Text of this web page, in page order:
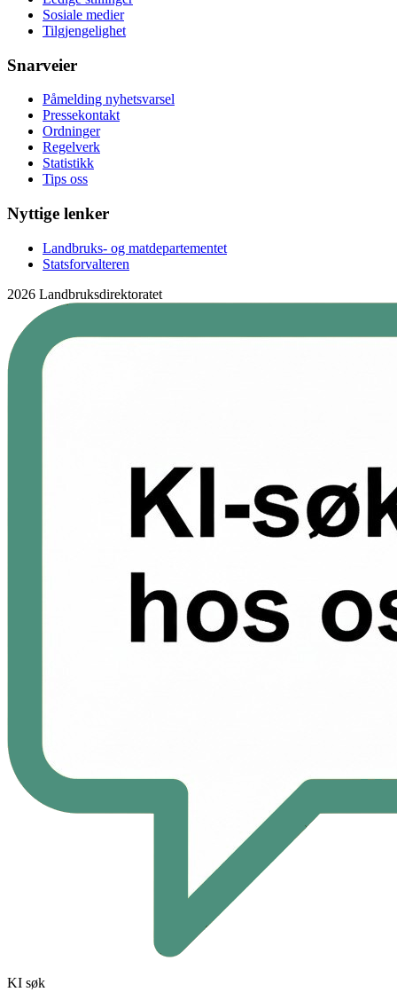
Sosiale medier
Tilgjengelighet
Snarveier
Påmelding nyhetsvarsel
Pressekontakt
Ordninger
Regelverk
Statistikk
Tips oss
Nyttige lenker
Landbruks- og matdepartementet
Statsforvalteren
2026 Landbruksdirektoratet
KI søk